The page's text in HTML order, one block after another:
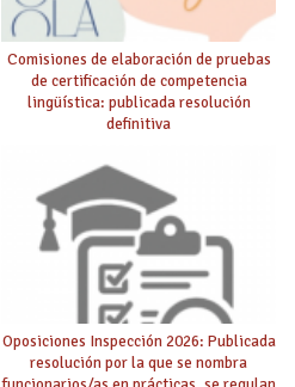
Comisiones de elaboración de pruebas
de certificación de competencia
lingüística: publicada resolución
definitiva
Oposiciones Inspección 2026: Publicada
resolución por la que se nombra